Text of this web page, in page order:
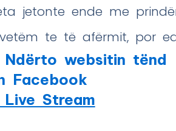
jetonte ende me
te të afërmit, por
websitin tënd
Facebook
Stream